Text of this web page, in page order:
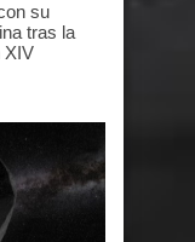
su
tras la
XIV